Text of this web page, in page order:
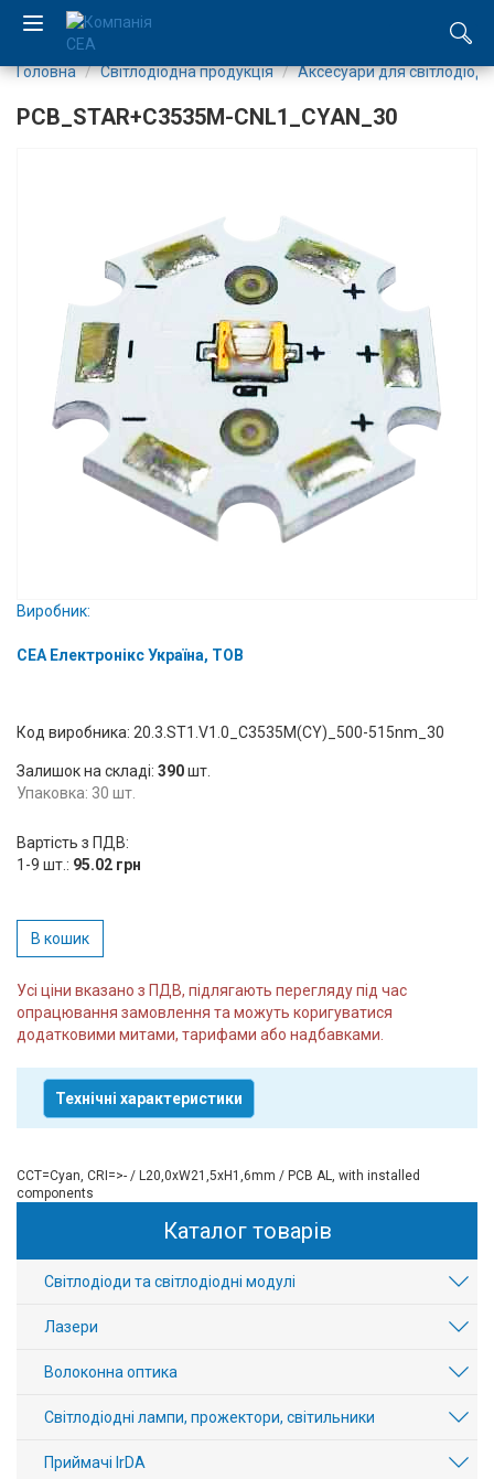
RU
Каталог
Виробництво
Послуги
Новини
Вакансії
Виробники
Контакти
Тех.
Підтримка
Блог
Головна Світлодіодна продукція Аксесуари для
PCB_STAR+C3535M-CNL1_CYAN_30
Виробник:
СЕА Електронікс Україна, ТОВ
Код виробника: 20.3.ST1.V1.0_C3535M(CY)_500-515nm_30
Залишок на складі: 390шт.
Упаковка: 30 шт.
Вартість з ПДВ:
1-9 шт.: 95.02 грн
В кошик
Усі ціни вказано з ПДВ, підлягають перегляду під час
опрацювання замовлення та можуть коригуватися
додатковими митами, тарифами або надбавками.
Технічні характеристики
CCT=Cyan, CRI=>- / L20,0хW21,5хH1,6mm / PCB AL, with installed
components
Каталог товарів
Світлодіоди та світлодіодні модулі
Лазери
Волоконна оптика
Світлодіодні лампи, прожектори, світильники
Приймачі IrDA